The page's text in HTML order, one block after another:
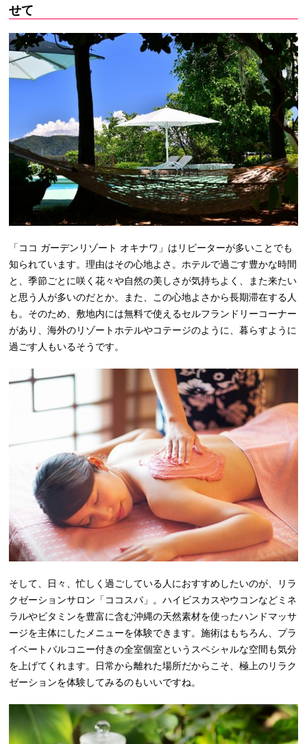
せて
「ココ ガーデンリゾート オキナワ」はリピーターが多いことでも
知られています。理由はその心地よさ。ホテルで過ごす豊かな時間
と、季節ごとに咲く花々や自然の美しさが気持ちよく、また来たい
と思う人が多いのだとか。また、この心地よさから長期滞在する人
も。そのため、敷地内には無料で使えるセルフランドリーコーナー
があり、海外のリゾートホテルやコテージのように、暮らすように
過ごす人もいるそうです。
そして、日々、忙しく過ごしている人におすすめしたいのが、リラ
クゼーションサロン「ココスパ」。ハイビスカスやウコンなどミネ
ラルやビタミンを豊富に含む沖縄の天然素材を使ったハンドマッサ
ージを主体にしたメニューを体験できます。施術はもちろん、プラ
イベートバルコニー付きの全室個室というスペシャルな空間も気分
を上げてくれます。日常から離れた場所だからこそ、極上のリラク
ゼーションを体験してみるのもいいですね。